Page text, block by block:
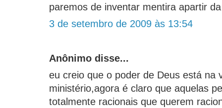
paremos de inventar mentira apartir
3 de setembro de 2009 às 13:54
Anônimo disse...
eu creio que o poder de Deus está na
ministério,agora é claro que aquelas
totalmente racionais que querem